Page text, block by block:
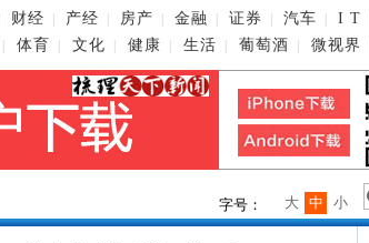
财经 产经 房产 金融 证券 汽车 I T
体育 文化 健康 生活 葡萄酒 微视界
字号： 小
中
大